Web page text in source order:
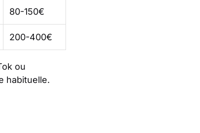
80-150€
200-400€
ou
habituelle.